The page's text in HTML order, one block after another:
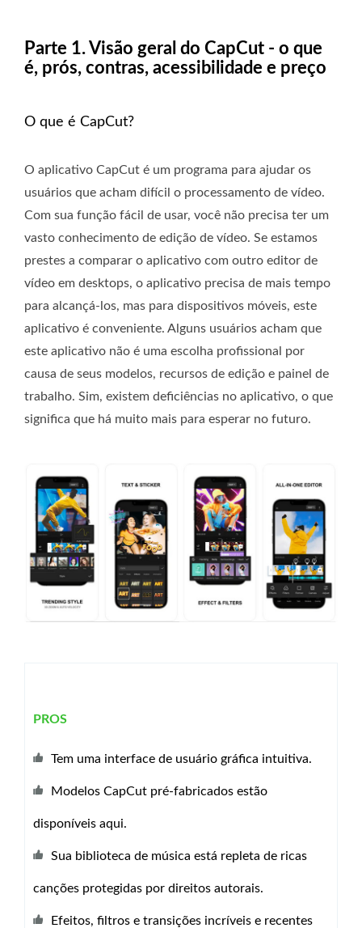
Parte 1. Visão geral do CapCut - o que
é, prós, contras, acessibilidade e preço
O que é CapCut?
O aplicativo CapCut é um programa para ajudar os
usuários que acham difícil o processamento de vídeo.
Com sua função fácil de usar, você não precisa ter um
vasto conhecimento de edição de vídeo. Se estamos
prestes a comparar o aplicativo com outro editor de
vídeo em desktops, o aplicativo precisa de mais tempo
para alcançá-los, mas para dispositivos móveis, este
aplicativo é conveniente. Alguns usuários acham que
este aplicativo não é uma escolha profissional por
causa de seus modelos, recursos de edição e painel de
trabalho. Sim, existem deficiências no aplicativo, o que
significa que há muito mais para esperar no futuro.
PROS
Tem uma interface de usuário gráfica intuitiva.
Modelos CapCut pré-fabricados estão
disponíveis aqui.
Sua biblioteca de música está repleta de ricas
canções protegidas por direitos autorais.
Efeitos, filtros e transições incríveis e recentes